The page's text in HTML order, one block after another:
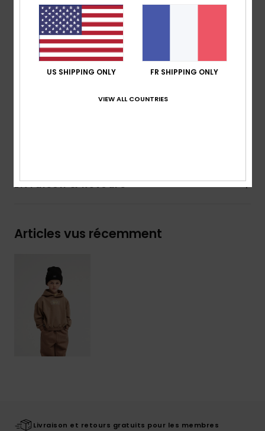
Doublure de la capuche :
matière principale
Poches :poche sur le devant
Caractéristiques :imprimé saisonnier sur la poitrine
et dans le dos
Marquage :étiquette tissée Quiksilver sur la couture
latérale
[Matière principale] 80% coton, 20%
Livraison & Retours
Articles vus récemment
Livraison et retours gratuits pour les membres
US SHIPPING ONLY FR SHIPPING ONLY
VIEW ALL COUNTRIES